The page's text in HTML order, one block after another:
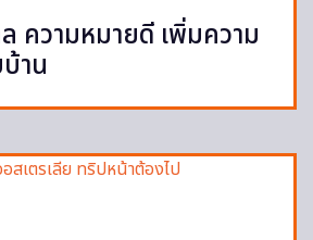
ความหมายดี เพิ่มความ
าน